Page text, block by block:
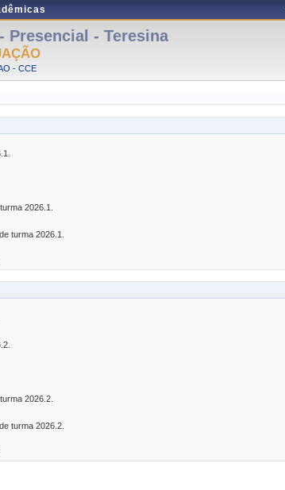
Presencial - Teresina
- CCE
2026.1.
turma 2026.1.
2026.2.
turma 2026.2.